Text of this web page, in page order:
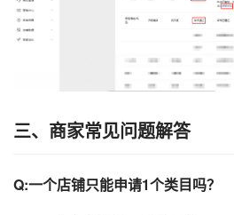
三、商家常见问题解答
Q:一个店铺只能申请1个类目吗？